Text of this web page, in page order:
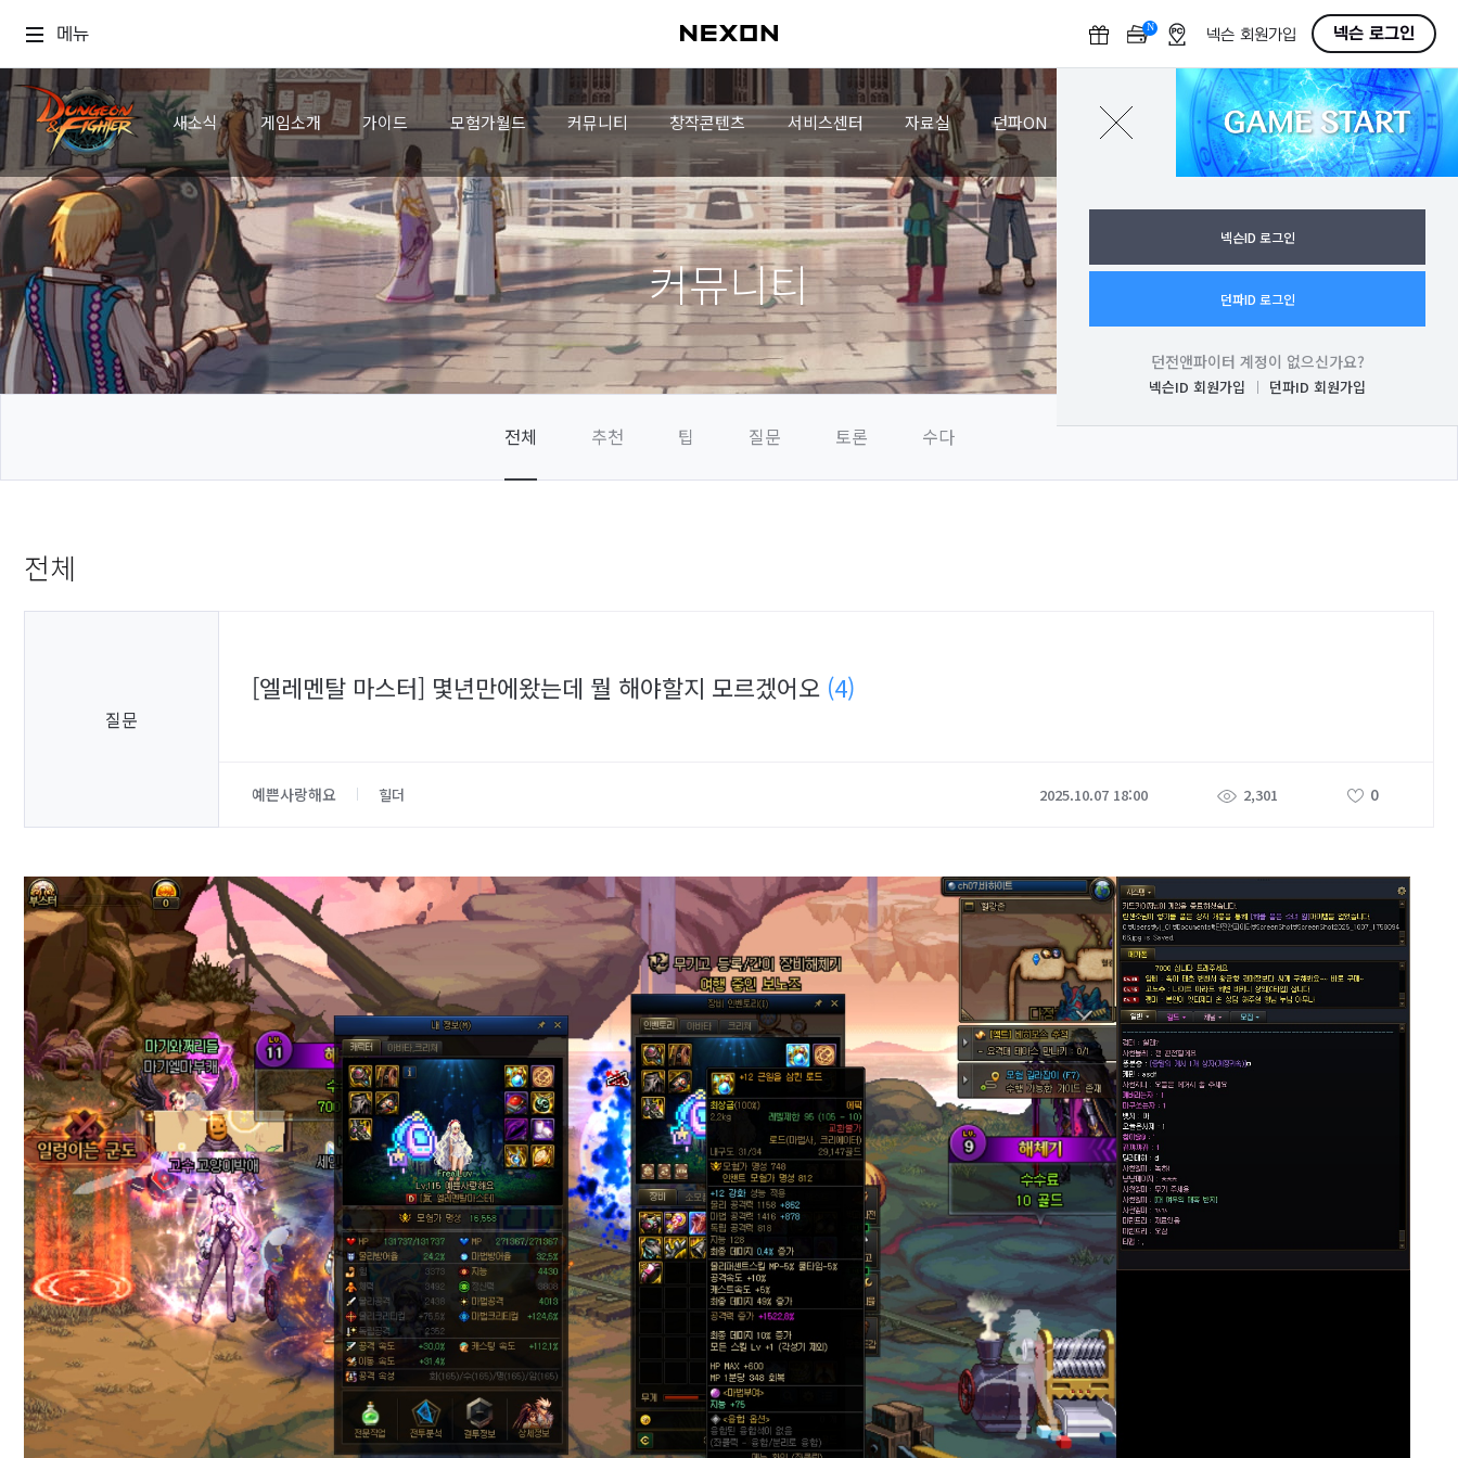
메뉴 N
F
넥슨 회원가입 넥슨 로그인
새소식 게임소개 가이드 모험가월드 커뮤니티 창작콘텐츠 서비스센터 자료실 던파ON GAME START
로그인
넥슨ID 로그인
던파ID 로그인
던전앤파이터 계정이 없으신가요?
넥슨ID 회원가입 던파ID 회원가입
커뮤니티
전체 추천 팁 질문 토론 수다
전체
질문
[엘레멘탈 마스터] 몇년만에왔는데 뭘 해야할지 모르겠어오 (4)
예쁜사랑해요 힐더 2025.10.07 18:00 2,301 0